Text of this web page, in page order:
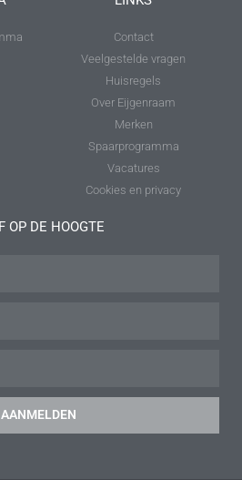
Contact
Veelgestelde vragen
Huisregels
Over Eijgenraam
Merken
Spaarprogramma
Vacatures
Cookies en privacy
OP DE HOOGTE
AANMELDEN